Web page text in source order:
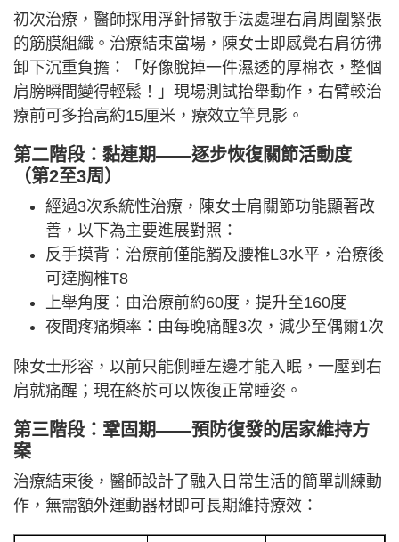
初次治療，醫師採用浮針掃散手法處理右肩周圍緊張
的筋膜組織。治療結束當場，陳女士即感覺右肩彷彿
卸下沉重負擔：「好像脫掉一件濕透的厚棉衣，整個
肩膀瞬間變得輕鬆！」現場測試抬舉動作，右臂較治
療前可多抬高約15厘米，療效立竿見影。
第二階段：黏連期——逐步恢復關節活動度
（第2至3周）
經過3次系統性治療，陳女士肩關節功能顯著改
善，以下為主要進展對照：
反手摸背：治療前僅能觸及腰椎L3水平，治療後
可達胸椎T8
上舉角度：由治療前約60度，提升至160度
夜間疼痛頻率：由每晚痛醒3次，減少至偶爾1次
陳女士形容，以前只能側睡左邊才能入眠，一壓到右
肩就痛醒；現在終於可以恢復正常睡姿。
第三階段：鞏固期——預防復發的居家維持方
案
治療結束後，醫師設計了融入日常生活的簡單訓練動
作，無需額外運動器材即可長期維持療效：